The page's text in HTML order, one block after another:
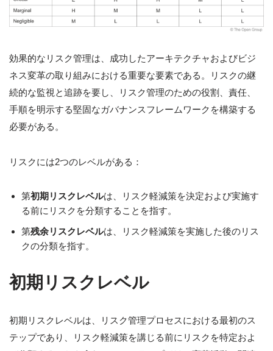
効果的なリスク管理は、成功したアーキテクチャおよびビジ
ネス変革の取り組みにおける重要な要素である。リスクの継
続的な監視と追跡を要し、リスク管理のための役割、責任、
手順を明示する堅固なガバナンスフレームワークを構築する
必要がある。
リスクには2つのレベルがある：
第初期リスクレベルは、リスク軽減策を決定および実施す
る前にリスクを分類することを指す。
第残余リスクレベルは、リスク軽減策を実施した後のリス
クの分類を指す。
初期リスクレベル
初期リスクレベルは、リスク管理プロセスにおける最初のス
テップであり、リスク軽減策を講じる前にリスクを特定およ